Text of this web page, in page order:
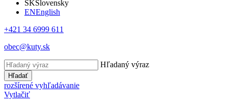
SKSlovensky
ENEnglish
+421 34 6999 611
obec@kuty.sk
Hľadaný výraz
Hľadať
rozšírené vyhľadávanie
Vytlačiť